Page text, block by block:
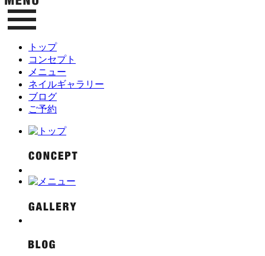
トップ
コンセプト
メニュー
ネイルギャラリー
ブログ
ご予約